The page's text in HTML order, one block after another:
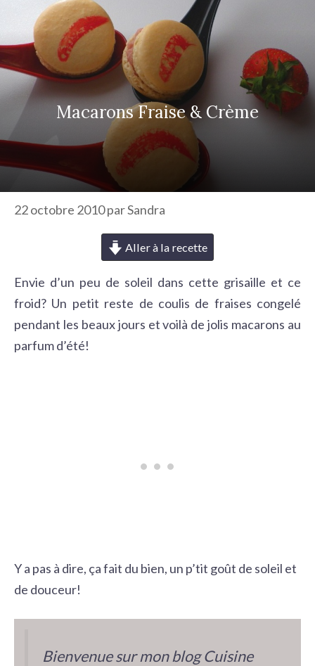
h
e
r
Macarons Fraise & Crème
22 octobre 2010parSandra
Aller à la recette
Envie d’un peu de soleil dans cette grisaille et ce
froid? Un petit reste de coulis de fraises congelé
pendant les beaux jours et voilà de jolis macarons au
parfum d’été!
Y a pas à dire, ça fait du bien, un p’tit goût de soleil et
de douceur!
Bienvenue sur mon blog Cuisine